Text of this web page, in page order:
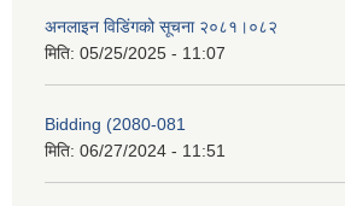
अनलाइन विडि‌ं‍गको सूचना २०८१।०८२
मिति: 05/25/2025 - 11:07
Bidding (2080-081
मिति: 06/27/2024 - 11:51